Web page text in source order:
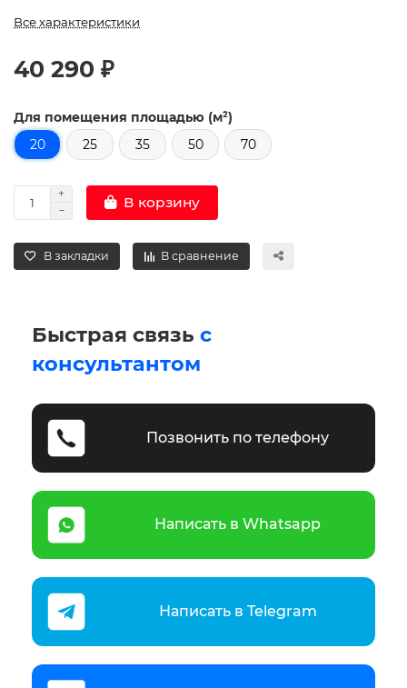
Все характеристики
40 290 ₽
Для помещения площадью (м²)
20
25 35 50 70
В корзину
В закладки В сравнение
Быстрая связь с
консультантом
Позвонить по телефону
Написать в Whatsapp
Написать в Telegram